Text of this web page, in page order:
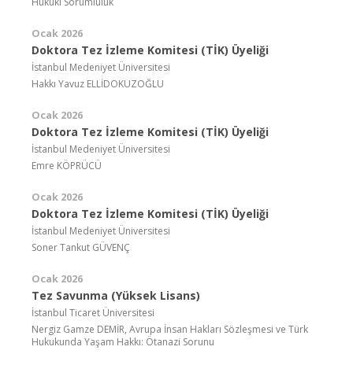
Ocak 2026
Doktora Tez İzleme Komitesi (TİK) Üyeliği
İstanbul Medeniyet Üniversitesi
Hakkı Yavuz ELLİDOKUZOĞLU
Ocak 2026
Doktora Tez İzleme Komitesi (TİK) Üyeliği
İstanbul Medeniyet Üniversitesi
Emre KÖPRÜCÜ
Ocak 2026
Doktora Tez İzleme Komitesi (TİK) Üyeliği
İstanbul Medeniyet Üniversitesi
Soner Tankut GÜVENÇ
Ocak 2026
Tez Savunma (Yüksek Lisans)
İstanbul Ticaret Üniversitesi
Nergiz Gamze DEMİR, Avrupa İnsan Hakları Sözleşmesi ve Türk
Hukukunda Yaşam Hakkı: Ötanazi Sorunu